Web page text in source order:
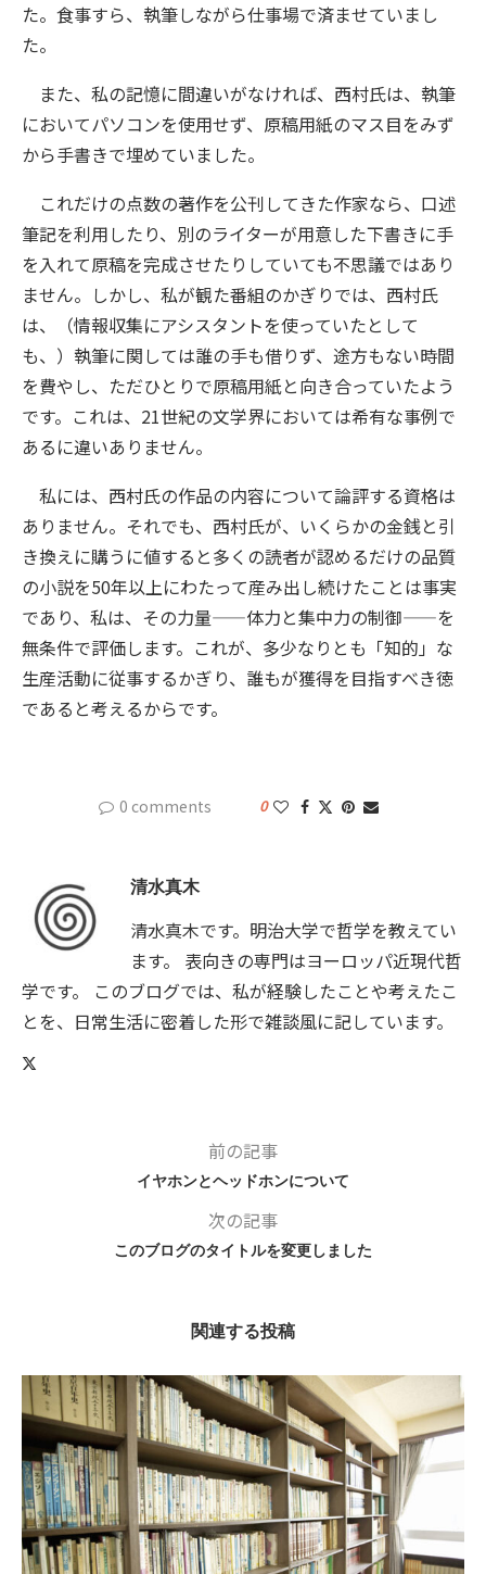
た。食事すら、執筆しながら仕事場で済ませていまし
た。
また、私の記憶に間違いがなければ、西村氏は、執筆
においてパソコンを使用せず、原稿用紙のマス目をみず
から手書きで埋めていました。
これだけの点数の著作を公刊してきた作家なら、口述
筆記を利用したり、別のライターが用意した下書きに手
を入れて原稿を完成させたりしていても不思議ではあり
ません。しかし、私が観た番組のかぎりでは、西村氏
は、（情報収集にアシスタントを使っていたとして
も、）執筆に関しては誰の手も借りず、途方もない時間
を費やし、ただひとりで原稿用紙と向き合っていたよう
です。これは、21世紀の文学界においては希有な事例で
あるに違いありません。
私には、西村氏の作品の内容について論評する資格は
ありません。それでも、西村氏が、いくらかの金銭と引
き換えに購うに値すると多くの読者が認めるだけの品質
の小説を50年以上にわたって産み出し続けたことは事実
であり、私は、その力量——体力と集中力の制御——を
無条件で評価します。これが、多少なりとも「知的」な
生産活動に従事するかぎり、誰もが獲得を目指すべき徳
であると考えるからです。
0 comments 0
清水真木
清水真木です。明治大学で哲学を教えてい
ます。 表向きの専門はヨーロッパ近現代哲
学です。 このブログでは、私が経験したことや考えたこ
とを、日常生活に密着した形で雑談風に記しています。
前の記事
イヤホンとヘッドホンについて
次の記事
このブログのタイトルを変更しました
関連する投稿